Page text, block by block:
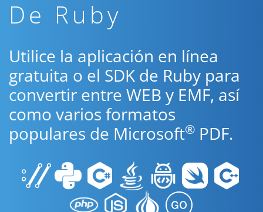
De Ruby
Utilice la aplicación en línea
gratuita o el SDK de Ruby para
convertir entre WEB y EMF, así
como varios formatos
populares de Microsoft® PDF.